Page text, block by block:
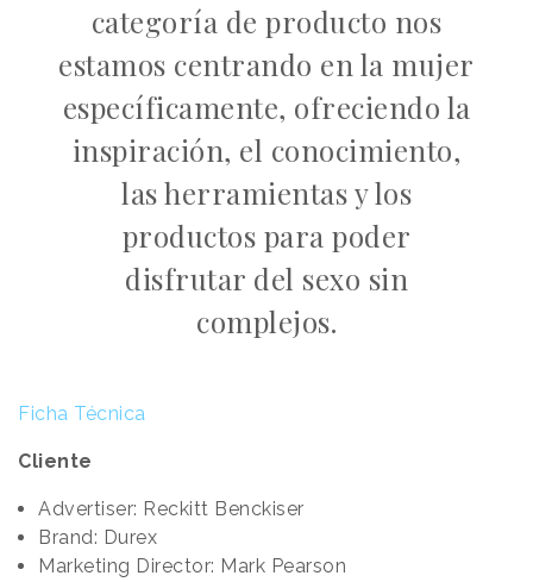
categoría de producto nos
estamos centrando en la mujer
específicamente, ofreciendo la
inspiración, el conocimiento,
las herramientas y los
productos para poder
disfrutar del sexo sin
complejos.
Ficha Técnica
Cliente
Advertiser: Reckitt Benckiser
Brand: Durex
Marketing Director: Mark Pearson